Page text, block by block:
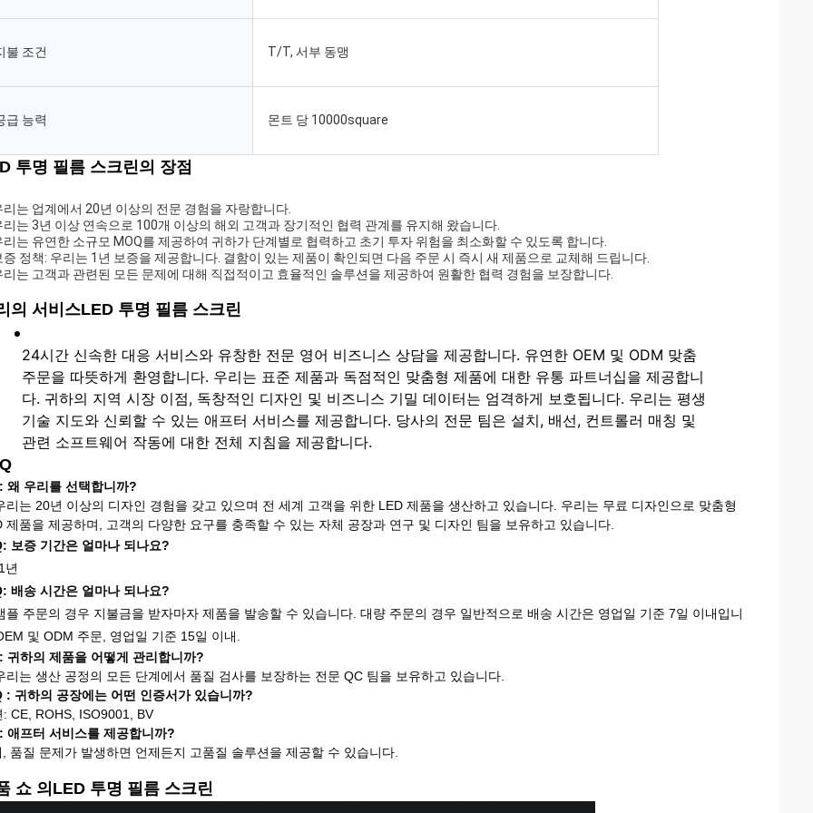
불 조건 T/T, 서부 동맹
급 능력 몬트 당 10000square
투명 필름 스크린의 장점
리는 업계에서 20년 이상의 전문 경험을 자랑합니다.
리는 3년 이상 연속으로 100개 이상의 해외 고객과 장기적인 협력 관계를 유지해 왔습니다.
리는 유연한 소규모 MOQ를 제공하여 귀하가 단계별로 협력하고 초기 투자 위험을 최소화할 수 있도록 합니다.
증 정책: 우리는 1년 보증을 제공합니다. 결함이 있는 제품이 확인되면 다음 주문 시 즉시 새 제품으로 교체해 드립니다.
리는 고객과 관련된 모든 문제에 대해 직접적이고 효율적인 솔루션을 제공하여 원활한 협력 경험을 보장합니다.
의 서비스LED 투명 필름 스크린
24시간 신속한 대응 서비스와 유창한 전문 영어 비즈니스 상담을 제공합니다. 유연한 OEM 및 ODM 맞춤
주문을 따뜻하게 환영합니다. 우리는 표준 제품과 독점적인 맞춤형 제품에 대한 유통 파트너십을 제공합니
다. 귀하의 지역 시장 이점, 독창적인 디자인 및 비즈니스 기밀 데이터는 엄격하게 보호됩니다. 우리는 평생
기술 지도와 신뢰할 수 있는 애프터 서비스를 제공합니다. 당사의 전문 팀은 설치, 배선, 컨트롤러 매칭 및
관련 소프트웨어 작동에 대한 전체 지침을 제공합니다.
왜 우리를 선택합니까?
리는 20년 이상의 디자인 경험을 갖고 있으며 전 세계 고객을 위한 LED 제품을 생산하고 있습니다. 우리는 무료 디자인으로 맞춤형
제품을 제공하며, 고객의 다양한 요구를 충족할 수 있는 자체 공장과 연구 및 디자인 팀을 보유하고 있습니다.
보증 기간은 얼마나 되나요?
년
배송 시간은 얼마나 되나요?
플 주문의 경우 지불금을 받자마자 제품을 발송할 수 있습니다. 대량 주문의 경우 일반적으로 배송 시간은 영업일 기준 7일 이내입니
및 ODM 주문, 영업일 기준 15일 이내.
귀하의 제품을 어떻게 관리합니까?
리는 생산 공정의 모든 단계에서 품질 검사를 보장하는 전문 QC 팀을 보유하고 있습니다.
: 귀하의 공장에는 어떤 인증서가 있습니까?
: CE, ROHS, ISO9001, BV
애프터 서비스를 제공합니까?
, 품질 문제가 발생하면 언제든지 고품질 솔루션을 제공할 수 있습니다.
쇼 의 LED 투명 필름 스크린